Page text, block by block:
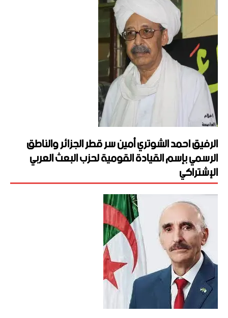
الرفيق احمد الشوتري أمين سر قطر الجزائر والناطق
الرسمي بإسم القيادة القومية لحزب البعث العربي
الإشتراكي